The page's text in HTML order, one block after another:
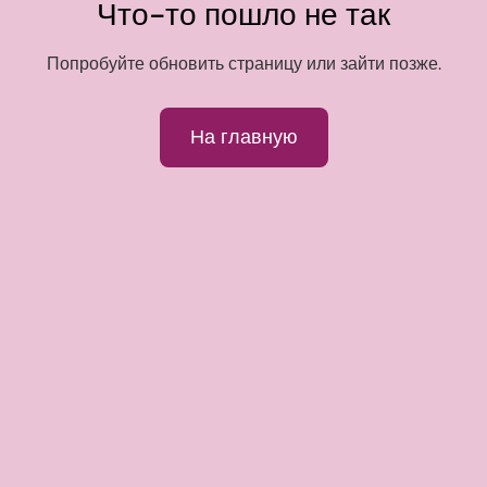
Что-то пошло не так
Попробуйте обновить страницу или зайти позже.
На главную